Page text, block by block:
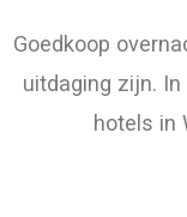
Goedkoop
uitdaging zijn.
hotels in